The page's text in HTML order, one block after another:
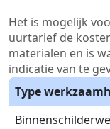
Het is mogelijk
uurtarief de
materialen en is
indicatie van te
Type